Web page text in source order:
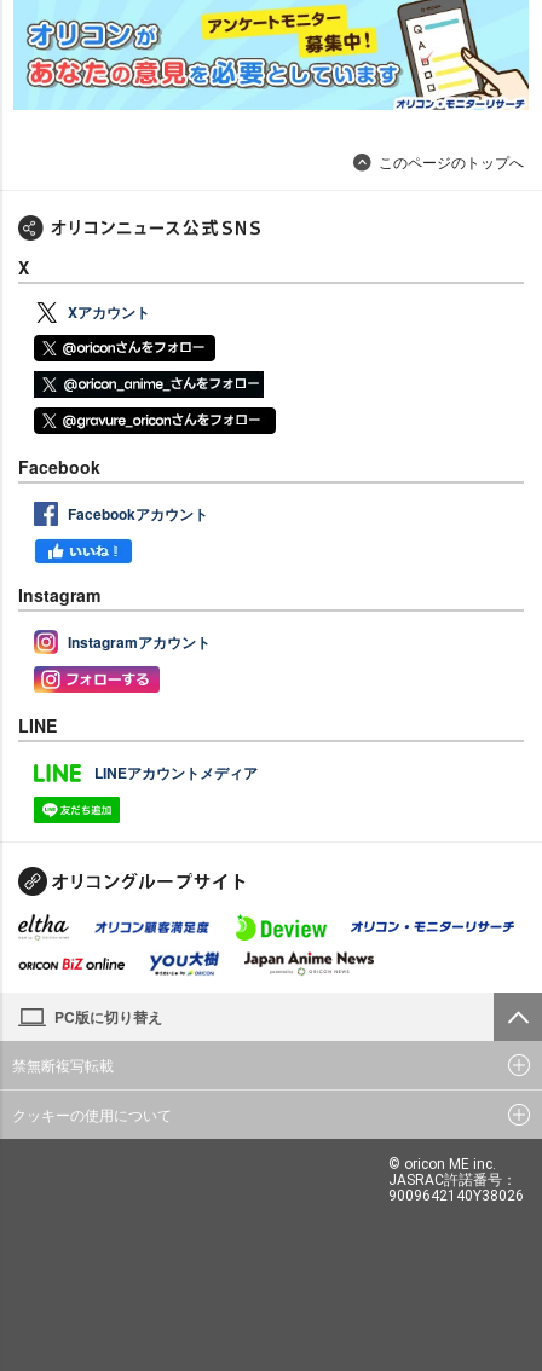
このページのトップへ
X
Xアカウント
Facebook
Facebookアカウント
Instagram
Instagramアカウント
LINE
LINEアカウントメディア
PC版に切り替え
禁無断複写転載
クッキーの使用について
© oricon ME inc.
JASRAC許諾番号：
9009642140Y38026